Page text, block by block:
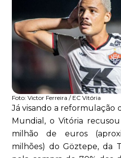
Foto: Victor Ferreira / EC Vitória
Já visando a reformulação
Mundial, o Vitória
milhão de euros
milhões) do Göztepe, da